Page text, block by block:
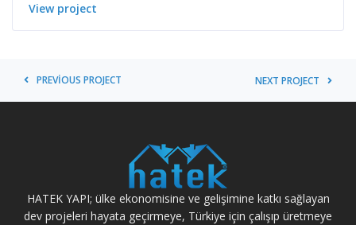
View project
PREVIOUS PROJECT NEXT PROJECT
HATEK YAPI; ülke ekonomisine ve gelişimine katkı sağlayan
dev projeleri hayata geçirmeye, Türkiye için çalışıp üretmeye